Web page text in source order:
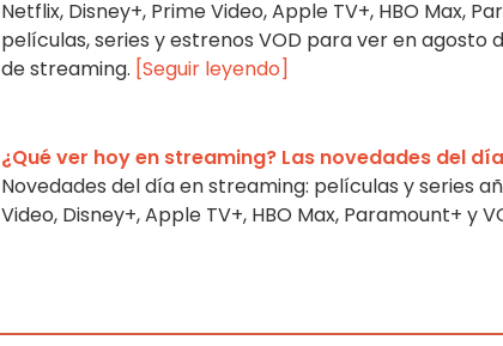
Netflix, Disney+, Prime Video, Apple TV+, HBO Max,
películas, series y estrenos VOD para ver en agosto
de streaming. [Seguir leyendo]
¿Qué ver hoy en streaming? Las novedades del día
Novedades del día en streaming: películas y series
Video, Disney+, Apple TV+, HBO Max, Paramount+ y